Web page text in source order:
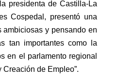
presidenta de Castilla-La
Cospedal, presentó una
ambiciosas y pensando en
tan importantes como la
en el parlamento regional
de Empleo”.